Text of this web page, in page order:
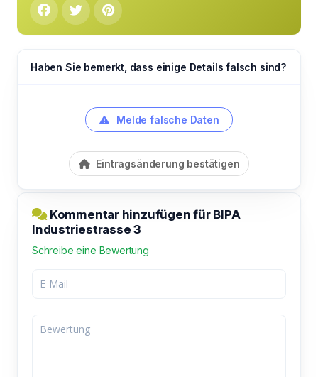
Haben Sie bemerkt, dass einige Details falsch sind?
Melde falsche Daten
Eintragsänderung bestätigen
Kommentar hinzufügen für BIPA
Industriestrasse 3
Schreibe eine Bewertung